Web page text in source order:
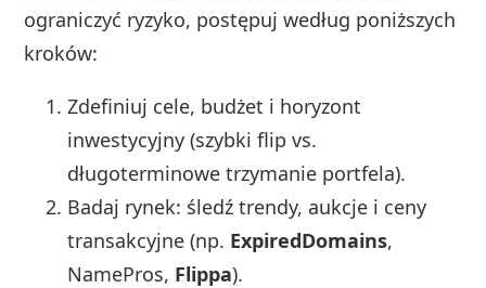
ograniczyć ryzyko, postępuj według poniższych
kroków:
Zdefiniuj cele, budżet i horyzont
inwestycyjny (szybki flip vs.
długoterminowe trzymanie portfela).
Badaj rynek: śledź trendy, aukcje i ceny
transakcyjne (np. ExpiredDomains,
NamePros, Flippa).